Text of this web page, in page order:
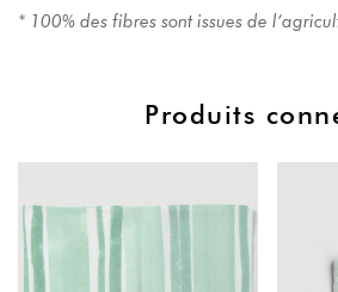
* 100% des fibres sont issues de
Produits